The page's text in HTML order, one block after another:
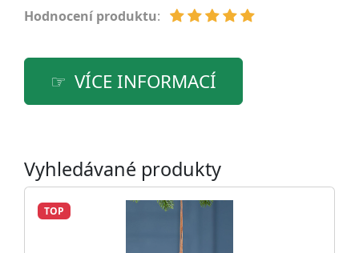
Hodnocení produktu:
VÍCE INFORMACÍ
Vyhledávané produkty
TOP